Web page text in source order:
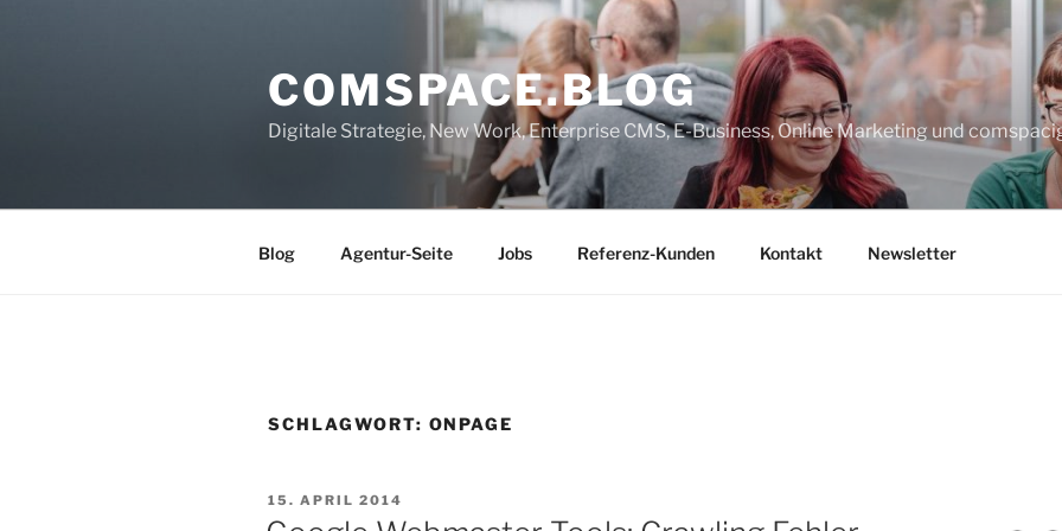
COMSPACE.BLOG
Digitale Strategie, New Work, Enterprise CMS, E-Business, Online Marketing und
Blog Agentur-Seite Jobs Referenz-Kunden Kontakt Newsletter
SCHLAGWORT: ONPAGE
VERÖFFENTLICHT
AM
15. APRIL 2014